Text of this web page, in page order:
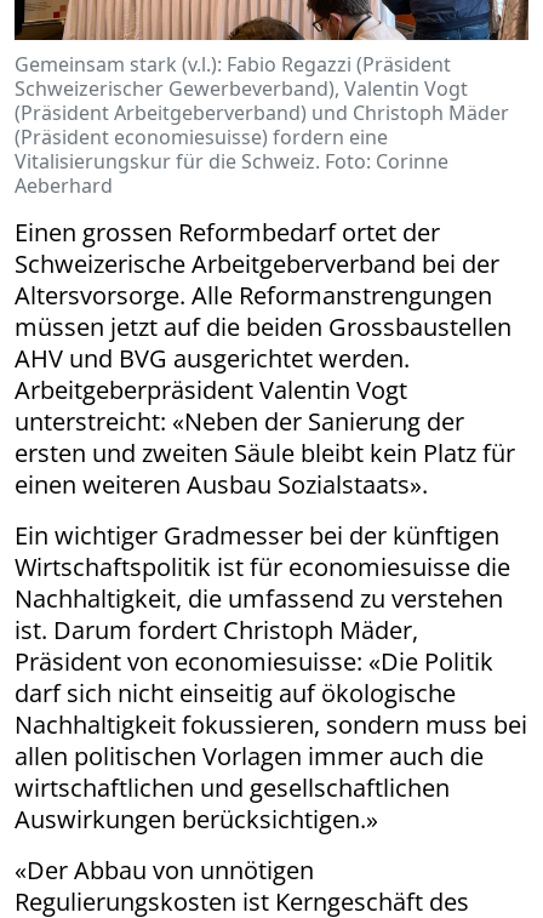
Gemeinsam stark (v.l.): Fabio Regazzi (Präsident
Schweizerischer Gewerbeverband), Valentin Vogt
(Präsident Arbeitgeberverband) und Christoph Mäder
(Präsident economiesuisse) fordern eine
Vitalisierungskur für die Schweiz. Foto: Corinne
Aeberhard
Einen grossen Reformbedarf ortet der
Schweizerische Arbeitgeberverband bei der
Altersvorsorge. Alle Reformanstrengungen
müssen jetzt auf die beiden Grossbaustellen
AHV und BVG ausgerichtet werden.
Arbeitgeberpräsident Valentin Vogt
unterstreicht: «Neben der Sanierung der
ersten und zweiten Säule bleibt kein Platz für
einen weiteren Ausbau Sozialstaats».
Ein wichtiger Gradmesser bei der künftigen
Wirtschaftspolitik ist für economiesuisse die
Nachhaltigkeit, die umfassend zu verstehen
ist. Darum fordert Christoph Mäder,
Präsident von economiesuisse: «Die Politik
darf sich nicht einseitig auf ökologische
Nachhaltigkeit fokussieren, sondern muss bei
allen politischen Vorlagen immer auch die
wirtschaftlichen und gesellschaftlichen
Auswirkungen berücksichtigen.»
«Der Abbau von unnötigen
Regulierungskosten ist Kerngeschäft des